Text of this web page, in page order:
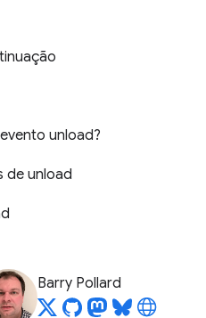
unload?
de unload
Barry Pollard